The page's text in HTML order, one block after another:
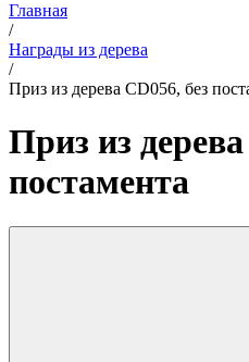
Главная
/
Награды из дерева
/
Приз из дерева CD056, без
Приз из
постамента